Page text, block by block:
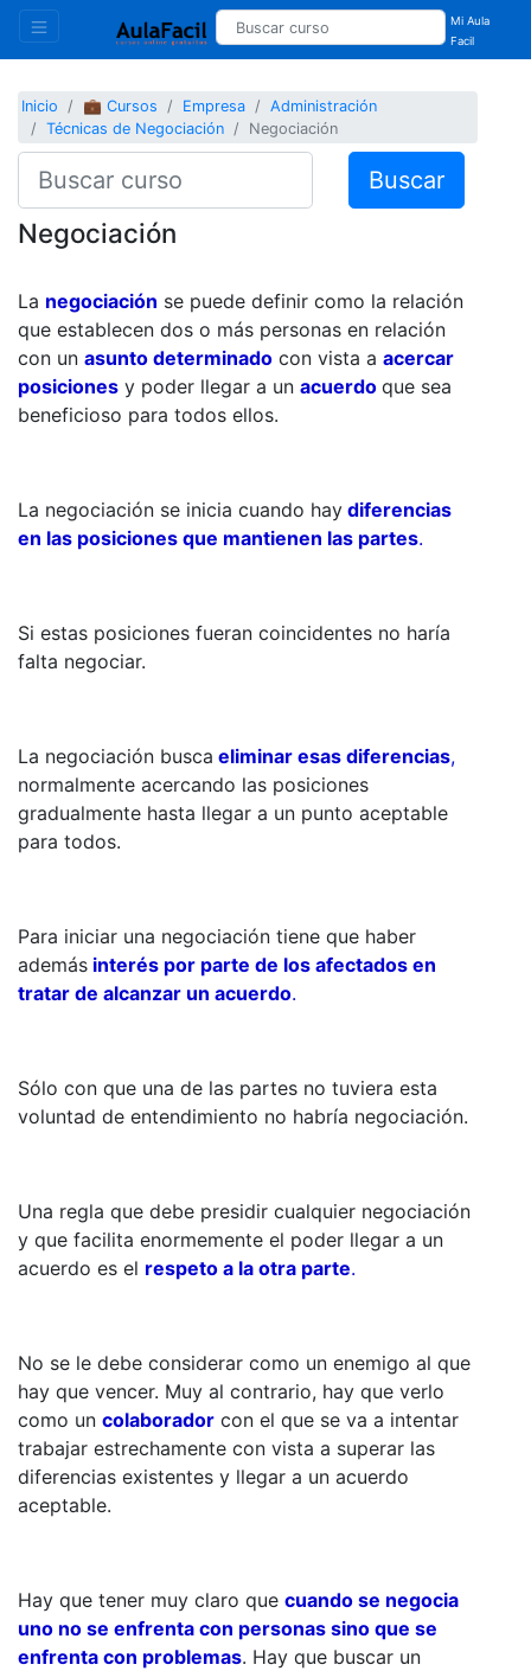
Mi Aula
Facil
Inicio 💼 Cursos Empresa
Administración
Técnicas de Negociación
Negociación
Buscar
Negociación
La negociación se puede definir como la relación
que establecen dos o más personas en relación
con un asunto determinado con vista a acercar
posiciones y poder llegar a un acuerdo que sea
beneficioso para todos ellos.
La negociación se inicia cuando hay diferencias
en las posiciones que mantienen las partes.
Si estas posiciones fueran coincidentes no haría
falta negociar.
La negociación busca eliminar esas diferencias,
normalmente acercando las posiciones
gradualmente hasta llegar a un punto aceptable
para todos.
Para iniciar una negociación tiene que haber
además interés por parte de los afectados en
tratar de alcanzar un acuerdo.
Sólo con que una de las partes no tuviera esta
voluntad de entendimiento no habría negociación.
Una regla que debe presidir cualquier negociación
y que facilita enormemente el poder llegar a un
acuerdo es el respeto a la otra parte.
No se le debe considerar como un enemigo al que
hay que vencer. Muy al contrario, hay que verlo
como un colaborador con el que se va a intentar
trabajar estrechamente con vista a superar las
diferencias existentes y llegar a un acuerdo
aceptable.
Hay que tener muy claro que cuando se negocia
uno no se enfrenta con personas sino que se
enfrenta con problemas. Hay que buscar un